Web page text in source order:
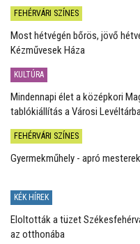
FEHÉRVÁRI SZÍNES
Most hétvégén bőrös, jövő
Kézművesek Háza
KULTÚRA
Mindennapi élet a középkori
tablókiállítás a Városi
FEHÉRVÁRI SZÍNES
Gyermekműhely - apró
KÉK HÍREK
Eloltották a tüzet
az otthonába